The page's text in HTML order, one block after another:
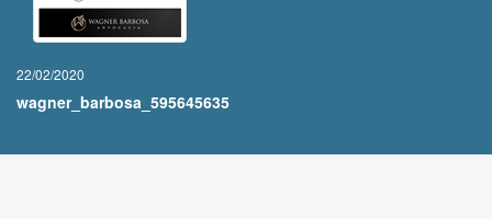
22/02/2020
wagner_barbosa_595645635